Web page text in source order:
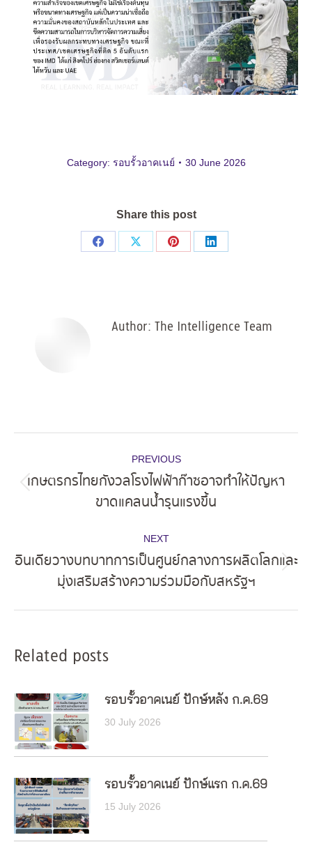
Category: รอบรั้วอาคเนย์ 30 June 2026
Share this post
Share
Share
Share
Share
Author: The Intelligence Team
navigation
PREVIOUS
Previous
post:
เกษตรกรไทยกังวลโรงไฟฟ้าก๊าซอาจทำให้ปัญหา
ขาดแคลนน้ำรุนแรงขึ้น
NEXT
Next
post:
อินเดียวางบทบาทการเป็นศูนย์กลางการผลิตโลกและ
มุ่งเสริมสร้างความร่วมมือกับสหรัฐฯ
Related posts
รอบรั้วอาคเนย์ ปักษ์หลัง ก.ค.69
30 July 2026
รอบรั้วอาคเนย์ ปักษ์แรก ก.ค.69
15 July 2026